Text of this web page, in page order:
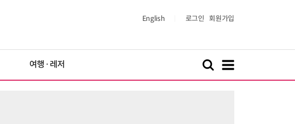
English 로그인 회원가입
여행·레저